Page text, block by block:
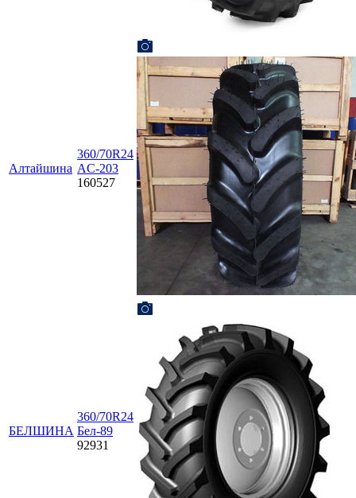
Алтайшина
360/70R24
AС-203
160527
БЕЛШИНА
360/70R24
Бел-89
92931